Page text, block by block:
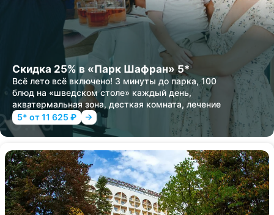
Скидка 25% в «Парк Шафран» 5*
Всё лето всё включено! 3 минуты до парка, 100
блюд на «шведском столе» каждый день,
акватермальная зона, десткая комната, лечение
5* от 11 625 ₽